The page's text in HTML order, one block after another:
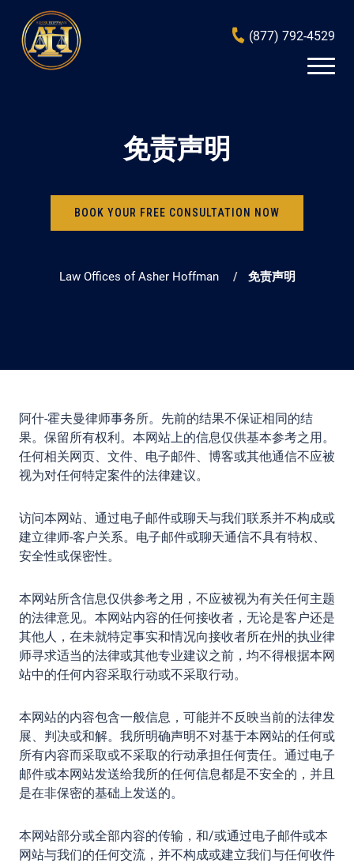
(877) 792-4529
免责声明
BOOK YOUR FREE CONSULTATION NOW
Law Offices of Asher Hoffman 免责声明
阿什-霍夫曼律师事务所。先前的结果不保证相同的结
果。保留所有权利。本网站上的信息仅供基本参考之用。
任何相关网页、文件、电子邮件、博客或其他通信不应被
视为对任何特定案件的法律建议。
访问本网站、通过电子邮件或聊天与我们联系并不构成或
建立律师-客户关系。电子邮件或聊天通信不具有特权、
安全性或保密性。
本网站所含信息仅供参考之用，不应被视为有关任何主题
的法律意见。本网站内容的任何接收者，无论是客户还是
其他人，在未就特定事实和情况向接收者所在州的执业律
师寻求适当的法律或其他专业建议之前，均不得根据本网
站中的任何内容采取行动或不采取行动。
本网站的内容包含一般信息，可能并不反映当前的法律发
展、判决或和解。我所明确声明不对基于本网站的任何或
所有内容而采取或不采取的行动承担任何责任。通过电子
邮件或本网站发送给我所的任何信息都是不安全的，并且
是在非保密的基础上发送的。
本网站部分或全部内容的传输，和/或通过电子邮件或本
网站与我们的任何交流，并不构成或建立我们与任何收件